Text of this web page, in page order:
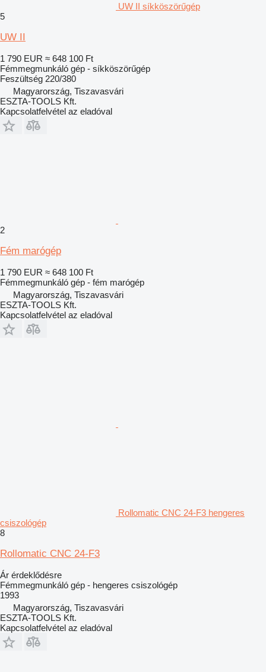
UW II síkköszörűgép
5
UW II
1 790 EUR ≈ 648 100 Ft
Fémmegmunkáló gép - síkköszörűgép
Feszültség 220/380
Magyarország, Tiszavasvári
ESZTA-TOOLS Kft.
Kapcsolatfelvétel az eladóval
2
Fém marógép
1 790 EUR ≈ 648 100 Ft
Fémmegmunkáló gép - fém marógép
Magyarország, Tiszavasvári
ESZTA-TOOLS Kft.
Kapcsolatfelvétel az eladóval
Rollomatic CNC 24-F3 hengeres
csiszológép
8
Rollomatic CNC 24-F3
Ár érdeklődésre
Fémmegmunkáló gép - hengeres csiszológép
1993
Magyarország, Tiszavasvári
ESZTA-TOOLS Kft.
Kapcsolatfelvétel az eladóval